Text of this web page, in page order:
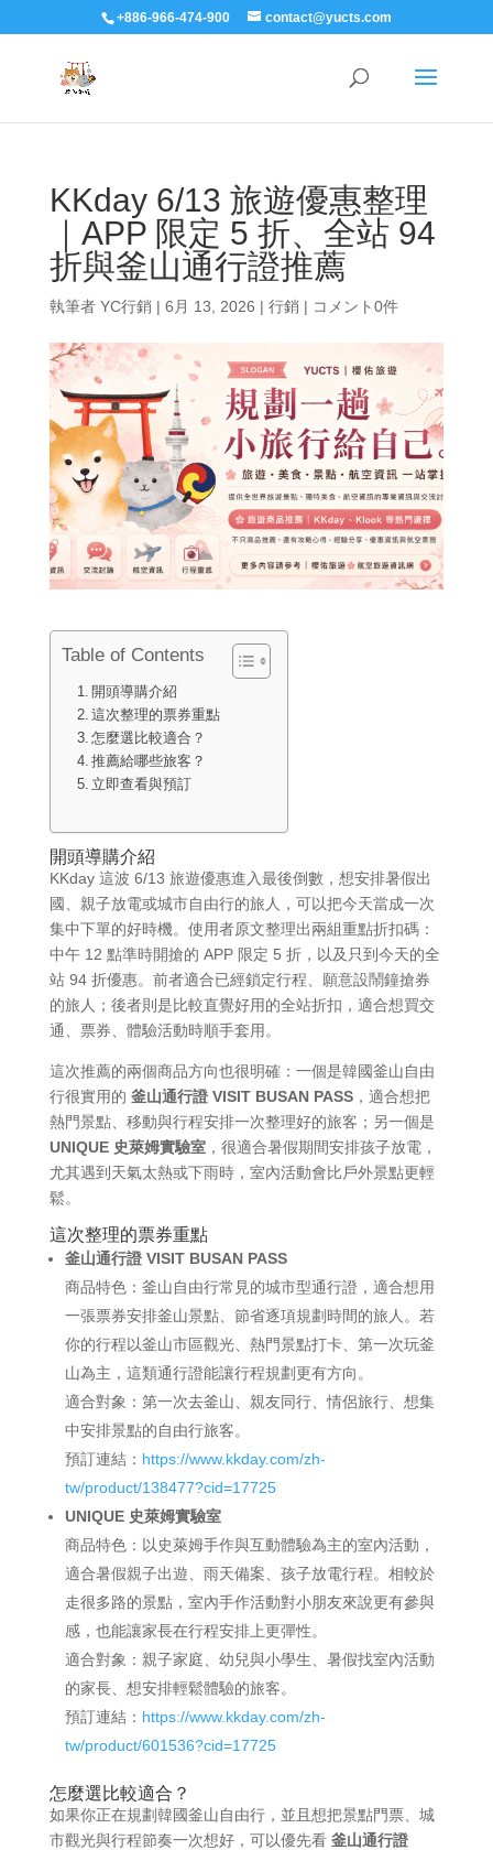
+886-966-474-900 contact@yucts.com
KKday 6/13 旅遊優惠整理
｜APP 限定 5 折、全站 94
折與釜山通行證推薦
執筆者 YC行銷| 6月 13, 2026 | 行銷| コメント0件
Table of Contents
開頭導購介紹
這次整理的票券重點
怎麼選比較適合？
推薦給哪些旅客？
立即查看與預訂
開頭導購介紹
KKday 這波 6/13 旅遊優惠進入最後倒數，想安排暑假出
國、親子放電或城市自由行的旅人，可以把今天當成一次
集中下單的好時機。使用者原文整理出兩組重點折扣碼：
中午 12 點準時開搶的 APP 限定 5 折，以及只到今天的全
站 94 折優惠。前者適合已經鎖定行程、願意設鬧鐘搶券
的旅人；後者則是比較直覺好用的全站折扣，適合想買交
通、票券、體驗活動時順手套用。
這次推薦的兩個商品方向也很明確：一個是韓國釜山自由
行很實用的 釜山通行證 VISIT BUSAN PASS，適合想把
熱門景點、移動與行程安排一次整理好的旅客；另一個是
UNIQUE 史萊姆實驗室，很適合暑假期間安排孩子放電，
尤其遇到天氣太熱或下雨時，室內活動會比戶外景點更輕
鬆。
這次整理的票券重點
釜山通行證 VISIT BUSAN PASS
商品特色：釜山自由行常見的城市型通行證，適合想用
一張票券安排釜山景點、節省逐項規劃時間的旅人。若
你的行程以釜山市區觀光、熱門景點打卡、第一次玩釜
山為主，這類通行證能讓行程規劃更有方向。
適合對象：第一次去釜山、親友同行、情侶旅行、想集
中安排景點的自由行旅客。
預訂連結： https://www.kkday.com/zh-
tw/product/138477?cid=17725
UNIQUE 史萊姆實驗室
商品特色：以史萊姆手作與互動體驗為主的室內活動，
適合暑假親子出遊、雨天備案、孩子放電行程。相較於
走很多路的景點，室內手作活動對小朋友來說更有參與
感，也能讓家長在行程安排上更彈性。
適合對象：親子家庭、幼兒與小學生、暑假找室內活動
的家長、想安排輕鬆體驗的旅客。
預訂連結： https://www.kkday.com/zh-
tw/product/601536?cid=17725
怎麼選比較適合？
如果你正在規劃韓國釜山自由行，並且想把景點門票、城
市觀光與行程節奏一次想好，可以優先看 釜山通行證